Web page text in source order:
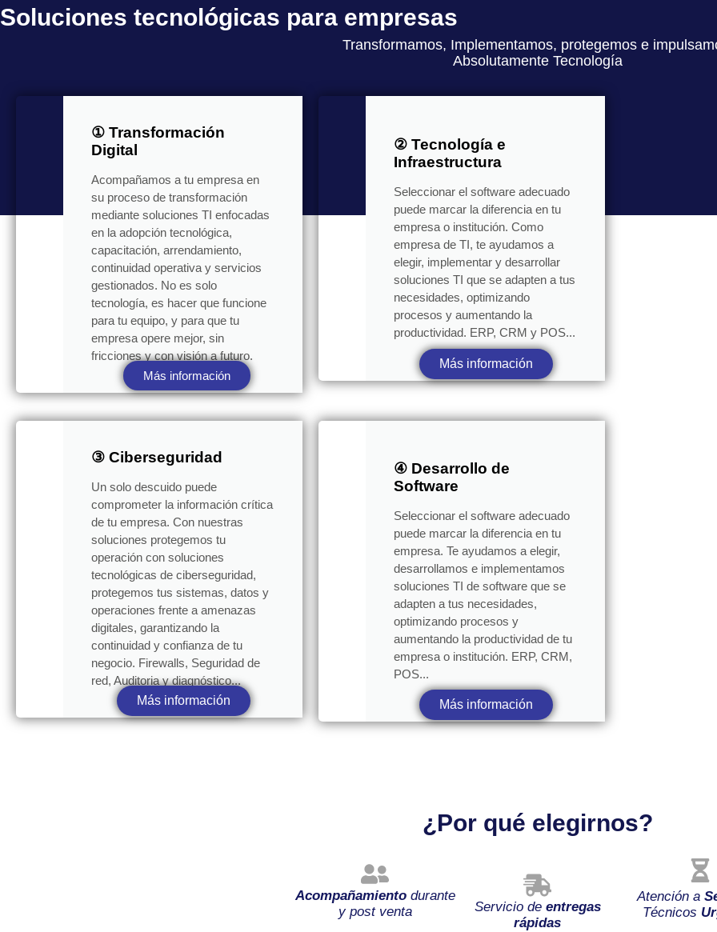
Soluciones tecnológicas para empresas
Transformamos, Implementamos, protegemos e
Absolutamente Tecnología
① Transformación
Digital
Acompañamos a tu empresa en
su proceso de transformación
mediante soluciones TI enfocadas
en la adopción tecnológica,
capacitación, arrendamiento,
continuidad operativa y servicios
gestionados. No es solo
tecnología, es hacer que funcione
para tu equipo, y para que tu
empresa opere mejor, sin
fricciones y con visión a futuro.
Más información
② Tecnología e
Infraestructura
Seleccionar el software adecuado
puede marcar la diferencia en tu
empresa o institución. Como
empresa de TI, te ayudamos a
elegir, implementar y desarrollar
soluciones TI que se adapten a tus
necesidades, optimizando
procesos y aumentando la
productividad. ERP, CRM y POS...
Más información
③ Ciberseguridad
Un solo descuido puede
comprometer la información crítica
de tu empresa. Con nuestras
soluciones protegemos tu
operación con soluciones
tecnológicas de ciberseguridad,
protegemos tus sistemas, datos y
operaciones frente a amenazas
digitales, garantizando la
continuidad y confianza de tu
negocio. Firewalls, Seguridad de
red, Auditoria y diagnóstico...
Más información
④ Desarrollo de
Software
Seleccionar el software adecuado
puede marcar la diferencia en tu
empresa. Te ayudamos a elegir,
desarrollamos e implementamos
soluciones TI de software que se
adapten a tus necesidades,
optimizando procesos y
aumentando la productividad de tu
empresa o institución. ERP, CRM,
POS...
Más información
¿Por qué elegirnos?
Acompañamientodurante
y post venta
Servicio de entregas
rápidas
Atención a
Técnicos